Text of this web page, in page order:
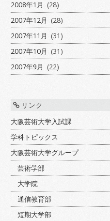
2008年1月 (28)
2007年12月 (28)
2007年11月 (31)
2007年10月 (31)
2007年9月 (22)
リンク
大阪芸術大学入試課
学科トピックス
大阪芸術大学グループ
芸術学部
大学院
通信教育部
短期大学部